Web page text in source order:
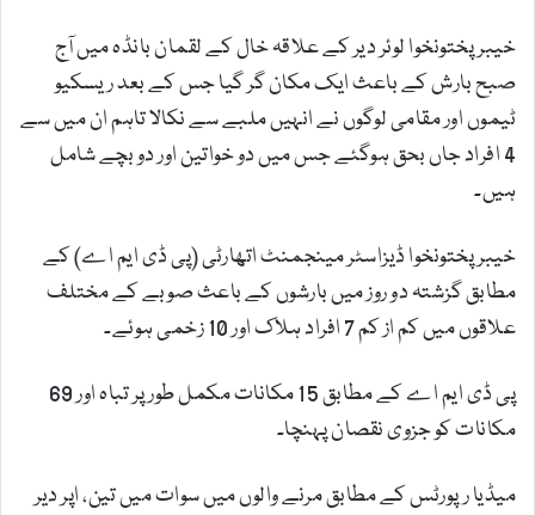
خیبرپختونخوا لوئر دیر کے علاقہ خال کے لقمان بانڈہ میں آج
صبح بارش کے باعث ایک مکان گر گیا جس کے بعد ریسکیو
ٹیموں اور مقامی لوگوں نے انہیں ملبے سے نکالا تاہم ان میں سے
4 افراد جاں بحق ہوگئے جس میں دو خواتین اور دو بچے شامل
ہیں۔
خیبرپختونخوا ڈیزاسٹر مینجمنٹ اتھارٹی (پی ڈی ایم اے) کے
مطابق گزشتہ دو روز میں بارشوں کے باعث صوبے کے مختلف
علاقوں میں کم از کم 7 افراد ہلاک اور 10 زخمی ہوئے۔
پی ڈی ایم اے کے مطابق 15 مکانات مکمل طور پر تباہ اور 69
مکانات کو جزوی نقصان پہنچا۔
میڈیا رپورٹس کے مطابق مرنے والوں میں سوات میں تین، اپر دیر